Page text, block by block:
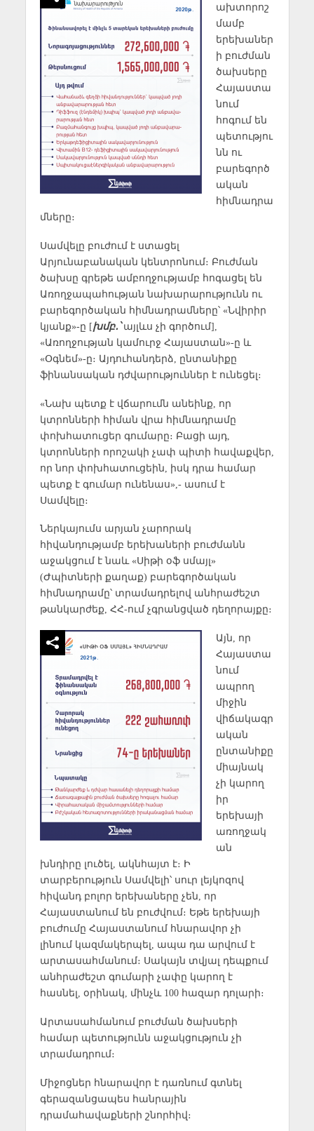
ախտորոշ
մամբ
երեխաներ
ի բուժման
ծախսերը
Հայաստա
նում
հոգում են
պետությու
նն ու
բարեգործ
ական
հիմնադրա
մները։
Սամվելը բուժում է ստացել
Արյունաբանական կենտրոնում։ Բուժման
ծախսը գրեթե ամբողջությամբ հոգացել են
Առողջապահության նախարարությունն ու
բարեգործական հիմնադրամները՝ «Նվիրիր
կյանք»-ը [խմբ․՝ այլևս չի գործում],
«Առողջության կամուրջ Հայաստան»-ը և
«Օգնեմ»-ը։ Այդուհանդերձ, ընտանիքը
ֆինանսական դժվարություններ է ունեցել։
«Նախ պետք է վճարումն անեինք, որ
կտրոնների հիման վրա հիմնադրամը
փոխհատուցեր գումարը։ Բացի այդ,
կտրոնների որոշակի չափ պիտի հավաքվեր,
որ նոր փոխհատուցեին, իսկ դրա համար
պետք է գումար ունենաս»,- ասում է
Սամվելը։
Ներկայումս արյան չարորակ
հիվանդությամբ երեխաների բուժմանն
աջակցում է նաև «Սիթի օֆ սմայլ»
(Ժպիտների քաղաք) բարեգործական
հիմնադրամը՝ տրամադրելով անհրաժեշտ
թանկարժեք, ՀՀ-ում չգրանցված դեղորայքը։
Այն, որ
Հայաստա
նում
ապրող
միջին
վիճակագր
ական
ընտանիքը
միայնակ
չի կարող
իր
երեխայի
առողջակ
ան
խնդիրը լուծել, ակնհայտ է։ Ի
տարբերություն Սամվելի՝ սուր լեյկոզով
հիվանդ բոլոր երեխաները չեն, որ
Հայաստանում են բուժվում։ Եթե երեխայի
բուժումը Հայաստանում հնարավոր չի
լինում կազմակերպել, ապա դա արվում է
արտասահմանում։ Սակայն տվյալ դեպքում
անհրաժեշտ գումարի չափը կարող է
հասնել, օրինակ, մինչև 100 հազար դոլարի։
Արտասահմանում բուժման ծախսերի
համար պետությունն աջակցություն չի
տրամադրում։
Միջոցներ հնարավոր է դառնում գտնել
գերազանցապես հանրային
դրամահավաքների շնորհիվ։